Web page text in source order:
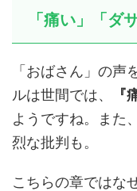
「痛い」「ダ
「おばさん」の声
ルは世間では、
『
ようですね。また
烈な批判も。
こちらの章ではな